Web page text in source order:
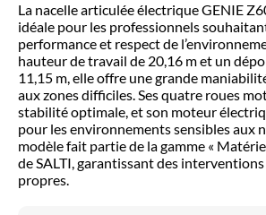
La nacelle articulée électrique GENIE
idéale pour les professionnels
performance et respect de
hauteur de travail de 20,16 m et un
11,15 m, elle offre une grande
aux zones difficiles. Ses quatre roues
stabilité optimale, et son moteur
pour les environnements sensibles aux
modèle fait partie de la gamme «
de SALTI, garantissant des
propres.